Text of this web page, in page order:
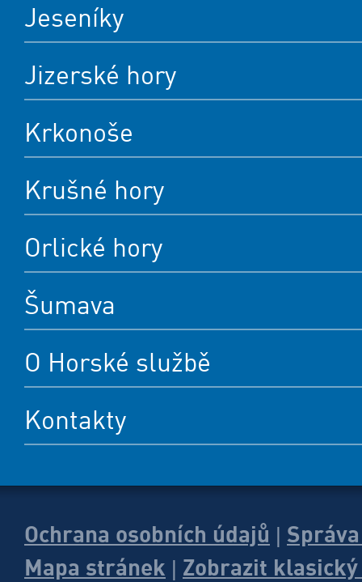
Jeseníky
Jizerské hory
Krkonoše
Krušné hory
Orlické hory
Šumava
O Horské službě
Kontakty
Ochrana osobních údajů
Mapa stránek
Zobrazit